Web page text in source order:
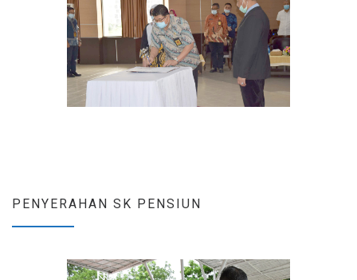
PENYERAHAN SK PENSIUN